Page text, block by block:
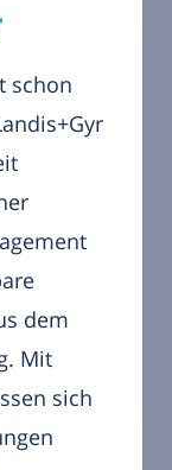
schon
dem
Mit
sich